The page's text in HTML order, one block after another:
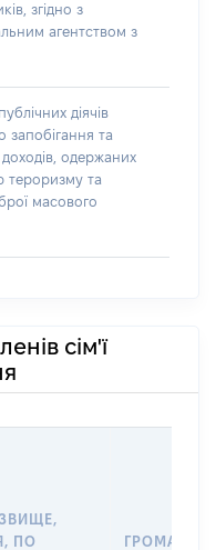
згідно з
агентством з
діячів
запобігання та
доходів, одержаних
тероризму та
масового
сім'ї
ПО